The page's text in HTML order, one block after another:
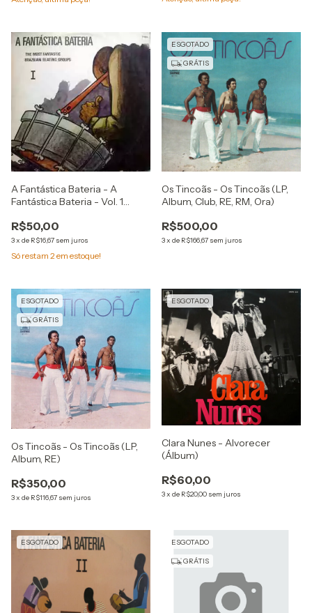
A Fantástica Bateria - A
Fantástica Bateria - Vol. 1
R$50,00
3x de R$16,67 sem juros
Só restam 2 em estoque!
ESGOTADO
GRÁTIS
Os Tincoãs - Os Tincoãs (LP,
Album, Club, RE, RM, Ora)
R$500,00
3x de R$166,67 sem juros
ESGOTADO
GRÁTIS
Os Tincoãs - Os Tincoãs (LP,
Album, RE)
R$350,00
3x de R$116,67 sem juros
ESGOTADO
Clara Nunes - Alvorecer
(Álbum)
R$60,00
3x de R$20,00 sem juros
ESGOTADO ESGOTADO
GRÁTIS